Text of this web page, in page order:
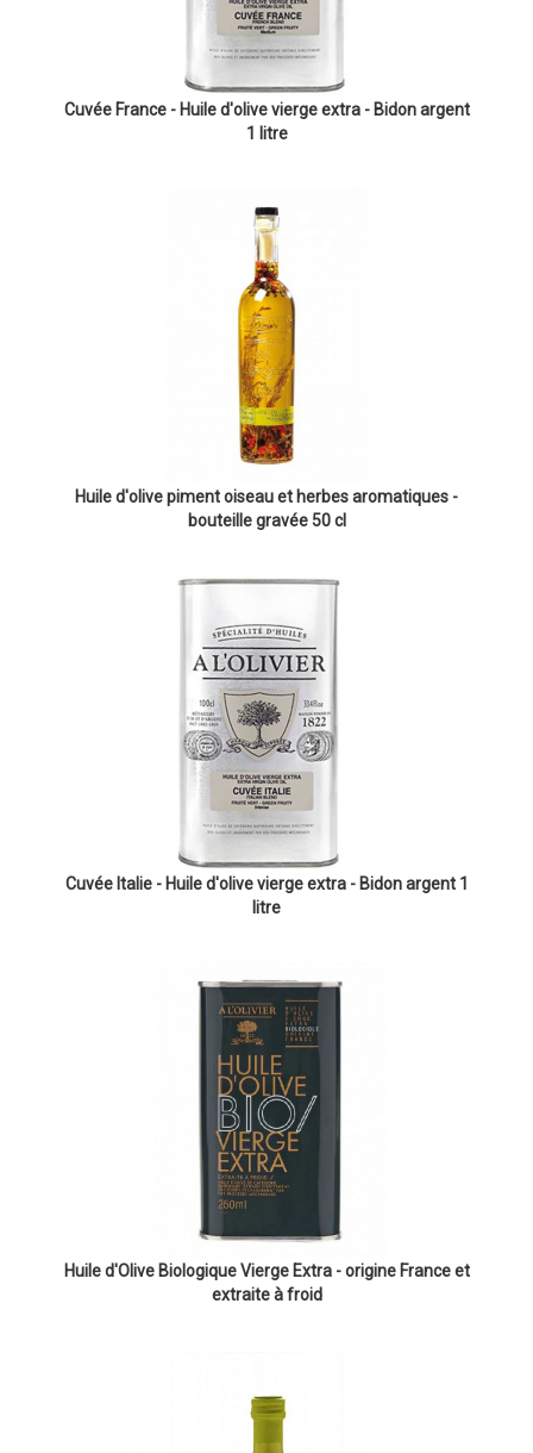
Cuvée France - Huile d'olive vierge extra - Bidon argent
1 litre
Huile d'olive piment oiseau et herbes aromatiques -
bouteille gravée 50 cl
Cuvée Italie - Huile d'olive vierge extra - Bidon argent 1
litre
Huile d'Olive Biologique Vierge Extra - origine France et
extraite à froid